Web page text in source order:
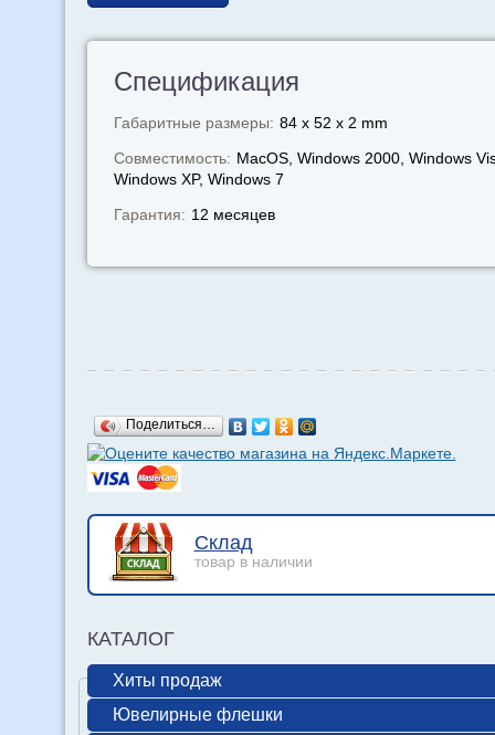
Спецификация
Габаритные размеры: 84 x 52 x 2 mm
Совместимость: MacOS, Windows 2000, Windows
Windows XP, Windows 7
Гарантия: 12 месяцев
Поделиться…
Склад
товар в наличии
КАТАЛОГ
Хиты продаж
Ювелирные флешки